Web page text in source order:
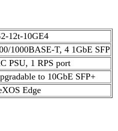
12t-10GE4
1000BASE-T, 4 1GbE SFP
PSU, 1 RPS port
to 10GbE SFP+
Edge